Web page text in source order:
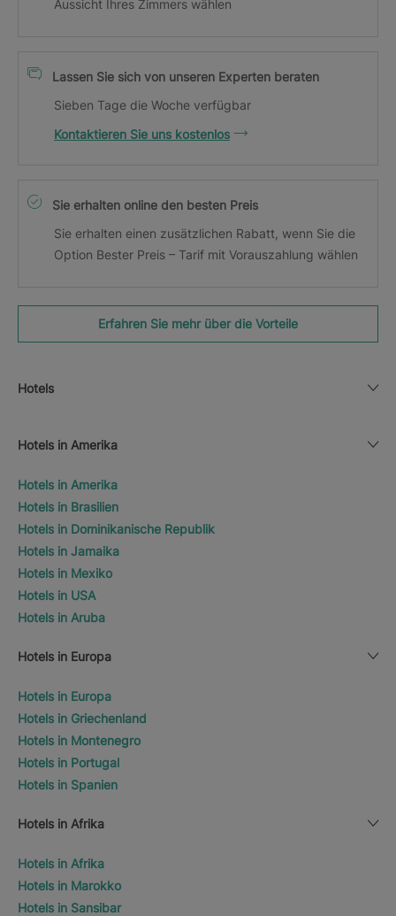
Aussicht Ihres Zimmers wählen
Lassen Sie sich von unseren Experten beraten
Sieben Tage die Woche verfügbar
Kontaktieren Sie uns kostenlos
Sie erhalten online den besten Preis
Sie erhalten einen zusätzlichen Rabatt, wenn Sie die
Option Bester Preis – Tarif mit Vorauszahlung wählen
Erfahren Sie mehr über die Vorteile
Hotels
Hotels in Amerika
Hotels in Amerika
Hotels in Brasilien
Hotels in Dominikanische Republik
Hotels in Jamaika
Hotels in Mexiko
Hotels in USA
Hotels in Aruba
Hotels in Europa
Hotels in Europa
Hotels in Griechenland
Hotels in Montenegro
Hotels in Portugal
Hotels in Spanien
Hotels in Afrika
Hotels in Afrika
Hotels in Marokko
Hotels in Sansibar